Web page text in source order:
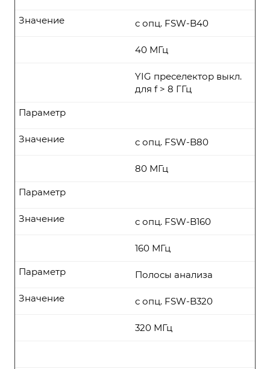
с опц. FSW-B40
Значение
40 МГц
YIG преселектор выкл.
для f > 8 ГГц
Параметр
с опц. FSW-B80
Значение
80 МГц
Параметр
с опц. FSW-B160
Значение
160 МГц
Полосы анализа
Параметр
с опц. FSW-B320
Значение
320 МГц